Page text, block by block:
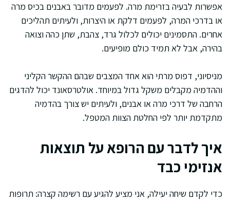
אפשרות לבעיה בזרימת מרה. לפעמים מדובר באבנים בכיס מרה
או בדרכי המרה, לפעמים דלקת או היצרות, ולעיתים תהליכים
אחרים. התסמינים יכולים לכלול גרד, צהבת, שתן כהה וצואה
בהירה, אבל לא תמיד כולם מופיעים.
מניסיוני, דפוס מרתי הוא אחד המצבים שבהם ההקשר הקליני
וההדמיה מקבלים משקל גדול במיוחד. אולטרסאונד יכול להדגים
הרחבה של דרכי מרה או אבנים, ולעיתים יש צורך בהדמיה
מתקדמת יותר לפי החלטת הצוות המטפל.
איך לדבר עם הרופא על תוצאות
אנזימי כבד
כדי לקדם שיחה יעילה, אני מציע להגיע עם רשימה קצרה: תרופות